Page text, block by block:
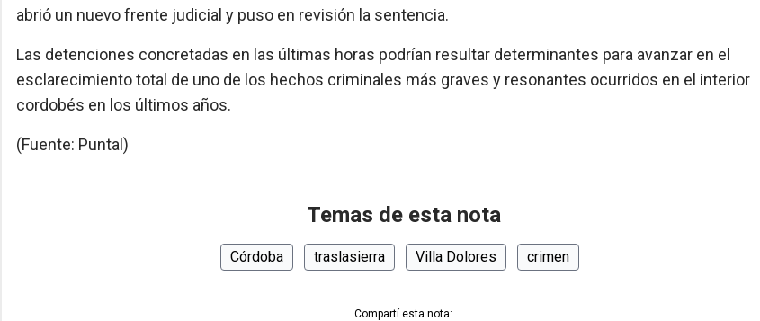
abrió un nuevo frente judicial y puso en revisión la sentencia.
Las detenciones concretadas en las últimas horas podrían resultar determinantes para avanzar en el
esclarecimiento total de uno de los hechos criminales más graves y resonantes ocurridos en el interior
cordobés en los últimos años.
(Fuente: Puntal)
Temas de esta nota
Córdoba traslasierra Villa Dolores crimen
Compartí esta nota: